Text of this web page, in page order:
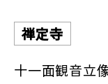
禅定寺
十一面観音立